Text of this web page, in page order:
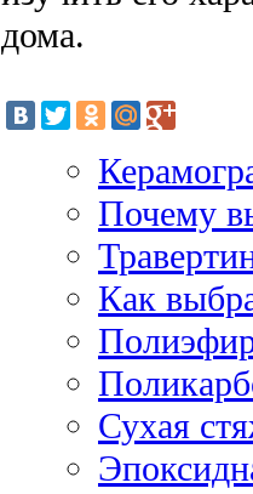
дома.
Почему
Как
Сухая